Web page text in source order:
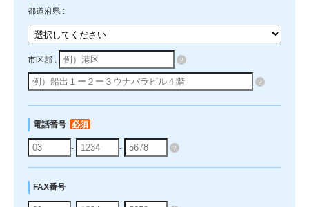
都道府県 :
市区郡 : ?
?
電話番号 必須
- - ?
FAX番号